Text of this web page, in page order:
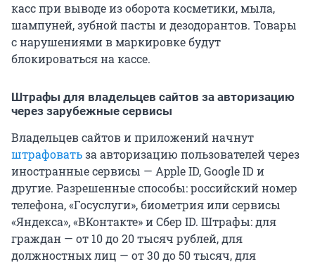
касс при выводе из оборота косметики, мыла,
шампуней, зубной пасты и дезодорантов. Товары
с нарушениями в маркировке будут
блокироваться на кассе.
Штрафы для владельцев сайтов за авторизацию
через зарубежные сервисы
Владельцев сайтов и приложений начнут
штрафоватьза авторизацию пользователей через
иностранные сервисы — Apple ID, Google ID и
другие. Разрешенные способы: российский номер
телефона, «Госуслуги», биометрия или сервисы
«Яндекса», «ВКонтакте» и Сбер ID. Штрафы: для
граждан — от 10 до 20 тысяч рублей, для
должностных лиц — от 30 до 50 тысяч, для